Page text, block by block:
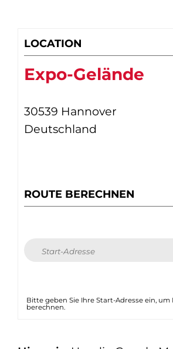
LOCATION
Expo-Gelände
30539 Hannover
Deutschland
ROUTE BERECHNEN
Bitte geben Sie Ihre Start-Adresse ein, um
berechnen.